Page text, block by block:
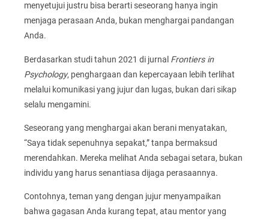
menyetujui justru bisa berarti seseorang hanya ingin
menjaga perasaan Anda, bukan menghargai pandangan
Anda.
Berdasarkan studi tahun 2021 di jurnal Frontiers in
Psychology, penghargaan dan kepercayaan lebih terlihat
melalui komunikasi yang jujur dan lugas, bukan dari sikap
selalu mengamini.
Seseorang yang menghargai akan berani menyatakan,
“Saya tidak sepenuhnya sepakat,” tanpa bermaksud
merendahkan. Mereka melihat Anda sebagai setara, bukan
individu yang harus senantiasa dijaga perasaannya.
Contohnya, teman yang dengan jujur menyampaikan
bahwa gagasan Anda kurang tepat, atau mentor yang